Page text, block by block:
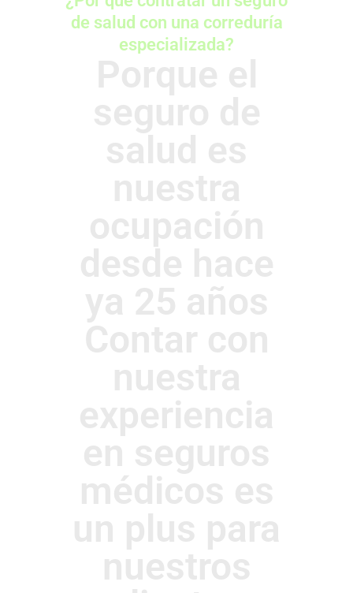
de salud con una correduría
especializada?